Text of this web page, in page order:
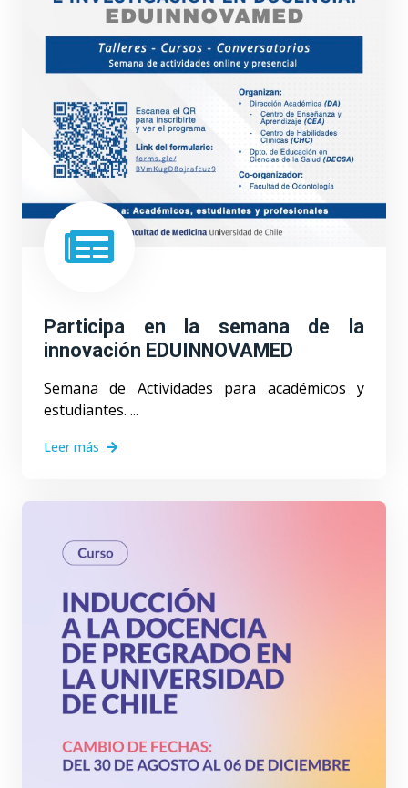
Participa en la semana de la
innovación EDUINNOVAMED
Semana de Actividades para académicos y
estudiantes. ...
Leer más